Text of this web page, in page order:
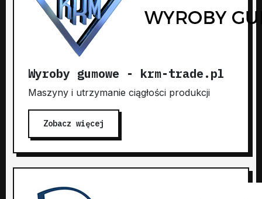
Wyroby gumowe - krm-trade.pl
Maszyny i utrzymanie ciągłości produkcji
Zobacz więcej